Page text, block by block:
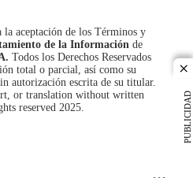
PUBLICIDAD
aceptación de los Términos y
de la Información de
Todos los Derechos Reservados
total o parcial, así como su
autorización escrita de su titular.
or translation without written
reserved 2025.